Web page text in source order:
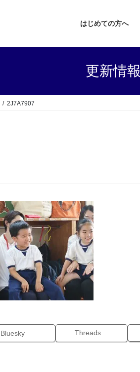
はじめての方へ
更新情報
2J7A7907
Bluesky Threads